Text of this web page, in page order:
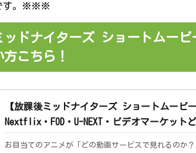
す。※※※
ッドナイターズ ショートムー
こちら！
【放課後ミッドナイターズ ショートムービ
Nextflix・FOD・U-NEXT・ビデオマーケット
お目当てのアニメが「どの動画サービスで見れるのか